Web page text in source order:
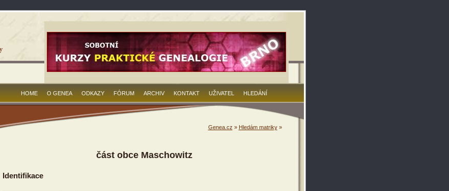
HOME O GENEA ODKAZY FÓRUM ARCHIV KONTAKT UŽIVATEL HLEDÁNÍ
Genea.cz » Hledám matriky»
část obce Maschowitz
Identifikace